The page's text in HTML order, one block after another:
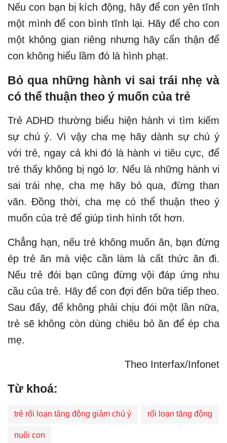
Nếu con bạn bị kích động, hãy để con yên tĩnh
một mình để con bình tĩnh lại. Hãy để cho con
một không gian riêng nhưng hãy cẩn thận để
con không hiểu lầm đó là hình phạt.
Bỏ qua những hành vi sai trái nhẹ và
có thể thuận theo ý muốn của trẻ
Trẻ ADHD thường biểu hiện hành vi tìm kiếm
sự chú ý. Vì vậy cha mẹ hãy dành sự chú ý
với trẻ, ngay cả khi đó là hành vi tiêu cực, để
trẻ thấy không bị ngó lơ. Nếu là những hành vi
sai trái nhẹ, cha mẹ hãy bỏ qua, đừng than
vãn. Đồng thời, cha mẹ có thể thuận theo ý
muốn của trẻ để giúp tình hình tốt hơn.
Chẳng hạn, nếu trẻ không muốn ăn, bạn đừng
ép trẻ ăn mà việc cần làm là cất thức ăn đi.
Nếu trẻ đói bạn cũng đừng vội đáp ứng nhu
cầu của trẻ. Hãy để con đợi đến bữa tiếp theo.
Sau đấy, để không phải chịu đói một lần nữa,
trẻ sẽ không còn dùng chiêu bỏ ăn để ép cha
mẹ.
Theo Interfax/Infonet
Từ khoá:
trẻ rối loạn tăng động giảm chú ý rối loạn tăng động
nuôi con